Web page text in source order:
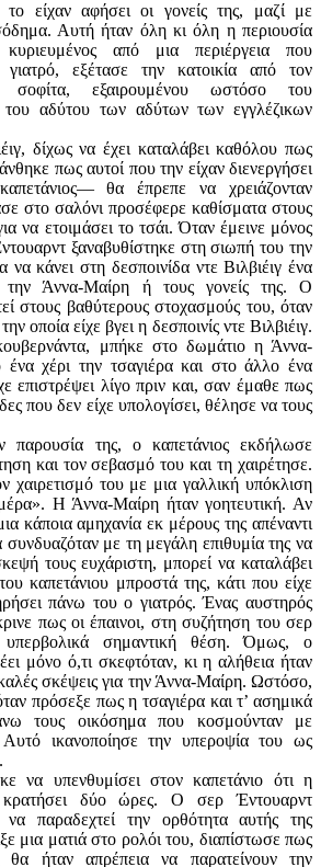
το είχαν αφήσει οι γονείς της, μαζί με
Αυτή ήταν όλη κι όλη η περιουσία
από μια περιέργεια που
γιατρό, εξέτασε την κατοικία από τον
εξαιρουμένου ωστόσο του
του αδύτου των αδύτων των εγγλέζικων
δίχως να έχει καταλάβει καθόλου πως
πως αυτοί που την είχαν διενεργήσει
θα έπρεπε να χρειάζονταν
στο σαλόνι προσέφερε καθίσματα στους
να ετοιμάσει το τσάι. Όταν έμεινε μόνος
ξαναβυθίστηκε στη σιωπή του την
να κάνει στη δεσποινίδα ντε Βιλβιέιγ ένα
την Άννα-Μαίρη ή τους γονείς της. Ο
στους βαθύτερους στοχασμούς του, όταν
οποία είχε βγει η δεσποινίς ντε Βιλβιέιγ.
μπήκε στο δωμάτιο η Άννα-
χέρι την τσαγιέρα και στο άλλο ένα
επιστρέψει λίγο πριν και, σαν έμαθε πως
που δεν είχε υπολογίσει, θέλησε να τους
παρουσία της, ο καπετάνιος εκδήλωσε
και τον σεβασμό του και τη χαιρέτησε.
χαιρετισμό του με μια γαλλική υπόκλιση
Η Άννα-Μαίρη ήταν γοητευτική. Αν
κάποια αμηχανία εκ μέρους της απέναντι
με τη μεγάλη επιθυμία της να
τους ευχάριστη, μπορεί να καταλάβει
καπετάνιου μπροστά της, κάτι που είχε
πάνω του ο γιατρός. Ένας αυστηρός
πως οι έπαινοι, στη συζήτηση του σερ
υπερβολικά σημαντική θέση. Όμως, ο
μόνο ό,τι σκεφτόταν, κι η αλήθεια ήταν
σκέψεις για την Άννα-Μαίρη. Ωστόσο,
πρόσεξε πως η τσαγιέρα και τ’ ασημικά
τους οικόσημα που κοσμούνταν με
ικανοποίησε την υπεροψία του ως
να υπενθυμίσει στον καπετάνιο ότι η
κρατήσει δύο ώρες. Ο σερ Έντουαρντ
παραδεχτεί την ορθότητα αυτής της
μια ματιά στο ρολόι του, διαπίστωσε πως
ήταν απρέπεια να παρατείνουν την